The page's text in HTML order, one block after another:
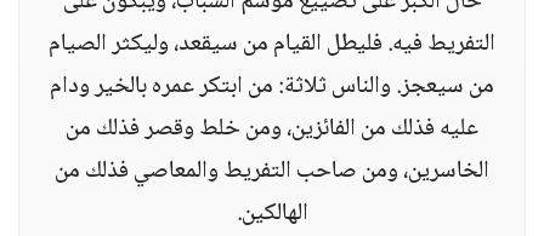
التفريط فيه. فليطل القيام من سيقعد، وليكثر الصيام
من سيعجز. والناس ثلاثة: من ابتكر عمره بالخير ودام
عليه فذلك من الفائزين، ومن خلط وقصر فذلك من
الخاسرين، ومن صاحب التفريط والمعاصي فذلك من
الهالكين.